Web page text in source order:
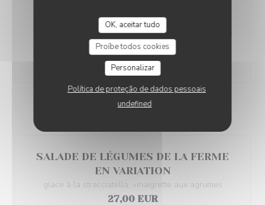
OK, aceitar tudo
Proíbe todos cookies
Personalizar
Política de proteção de dados pessoais
undefined
BINCHŌTAN
tempura de fleur de courgette, jus corsé de homard à
la citronnelle
29,00 EUR
SALADE DE LÉGUMES DE LA FERME
EN VARIATION
glace à la stracciatella, vinaigrette aux agrumes
27,00 EUR